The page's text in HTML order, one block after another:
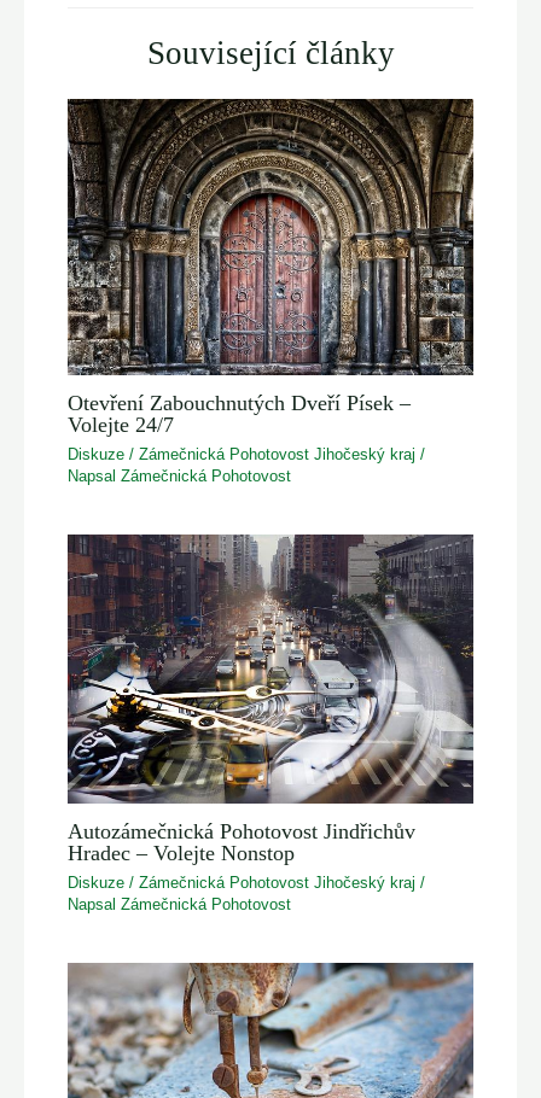
Související články
Otevření Zabouchnutých Dveří Písek –
Volejte 24/7
Diskuze /Zámečnická Pohotovost Jihočeský kraj /
NapsalZámečnická Pohotovost
Autozámečnická Pohotovost Jindřichův
Hradec – Volejte Nonstop
Diskuze /Zámečnická Pohotovost Jihočeský kraj /
NapsalZámečnická Pohotovost